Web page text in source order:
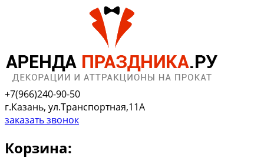
+7(966)240-90-50
г.Казань, ул.Транспортная,11А
заказать звонок
Корзина: